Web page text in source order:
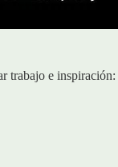
trabajo e inspiración: